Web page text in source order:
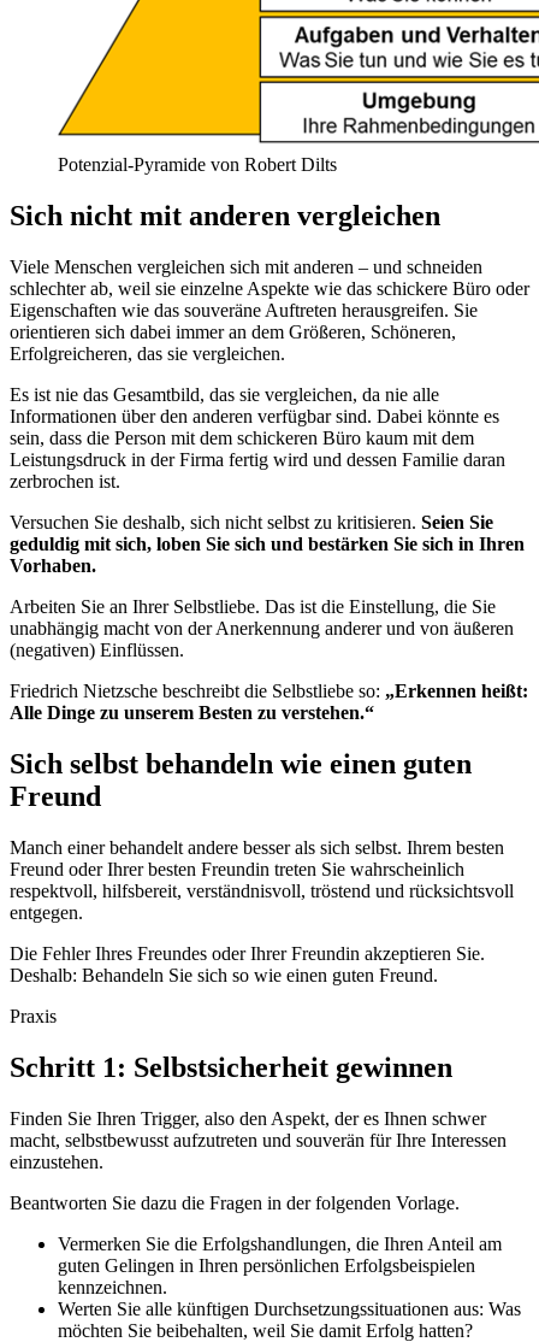
Potenzial-Pyramide von Robert Dilts
Sich nicht mit anderen vergleichen
Viele Menschen vergleichen sich mit anderen – und schneiden
schlechter ab, weil sie einzelne Aspekte wie das schickere Büro oder
Eigenschaften wie das souveräne Auftreten herausgreifen. Sie
orientieren sich dabei immer an dem Größeren, Schöneren,
Erfolgreicheren, das sie vergleichen.
Es ist nie das Gesamtbild, das sie vergleichen, da nie alle
Informationen über den anderen verfügbar sind. Dabei könnte es
sein, dass die Person mit dem schickeren Büro kaum mit dem
Leistungsdruck in der Firma fertig wird und dessen Familie daran
zerbrochen ist.
Versuchen Sie deshalb, sich nicht selbst zu kritisieren. Seien Sie
geduldig mit sich, loben Sie sich und bestärken Sie sich in Ihren
Vorhaben.
Arbeiten Sie an Ihrer Selbstliebe. Das ist die Einstellung, die Sie
unabhängig macht von der Anerkennung anderer und von äußeren
(negativen) Einflüssen.
Friedrich Nietzsche beschreibt die Selbstliebe so: „Erkennen heißt:
Alle Dinge zu unserem Besten zu verstehen.“
Sich selbst behandeln wie einen guten
Freund
Manch einer behandelt andere besser als sich selbst. Ihrem besten
Freund oder Ihrer besten Freundin treten Sie wahrscheinlich
respektvoll, hilfsbereit, verständnisvoll, tröstend und rücksichtsvoll
entgegen.
Die Fehler Ihres Freundes oder Ihrer Freundin akzeptieren Sie.
Deshalb: Behandeln Sie sich so wie einen guten Freund.
Praxis
Schritt 1: Selbstsicherheit gewinnen
Finden Sie Ihren Trigger, also den Aspekt, der es Ihnen schwer
macht, selbstbewusst aufzutreten und souverän für Ihre Interessen
einzustehen.
Beantworten Sie dazu die Fragen in der folgenden Vorlage.
Vermerken Sie die Erfolgshandlungen, die Ihren Anteil am
guten Gelingen in Ihren persönlichen Erfolgsbeispielen
kennzeichnen.
Werten Sie alle künftigen Durchsetzungssituationen aus: Was
möchten Sie beibehalten, weil Sie damit Erfolg hatten?